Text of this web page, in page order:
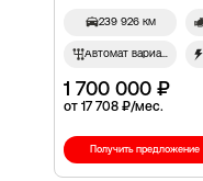
239 926 км
Автомат вариатор
1 700 000 ₽
от 17 708 ₽/мес.
Получить предложение